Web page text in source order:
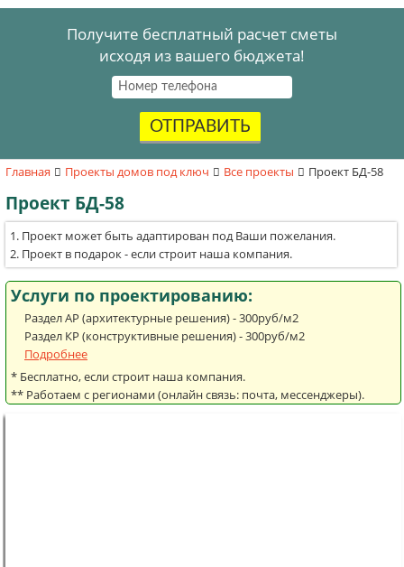
Получите бесплатный расчет сметы
исходя из вашего бюджета!
ОТПРАВИТЬ
Главная Проекты домов под ключ Все проекты Проект БД-58
Проект БД-58
Проект может быть адаптирован под Ваши пожелания.
Проект в подарок - если строит наша компания.
Услуги по проектированию:
Раздел АР (архитектурные решения) - 300руб/м2
Раздел КР (конструктивные решения) - 300руб/м2
Подробнее
* Бесплатно, если строит наша компания.
** Работаем с регионами (онлайн связь: почта, мессенджеры).